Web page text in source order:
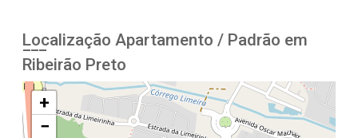
Localização Apartamento / Padrão em
Ribeirão Preto
+
−